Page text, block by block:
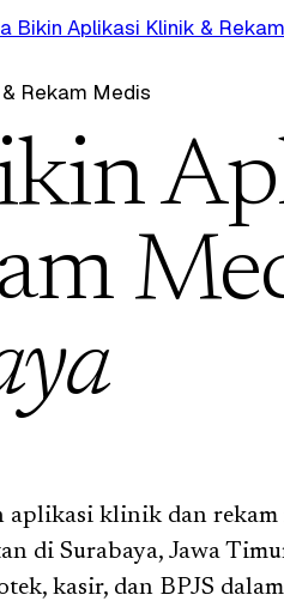
Bikin Aplikasi Klinik &
Rekam Medis
aplikasi klinik dan
di Surabaya, Jawa
kasir, dan BPJS